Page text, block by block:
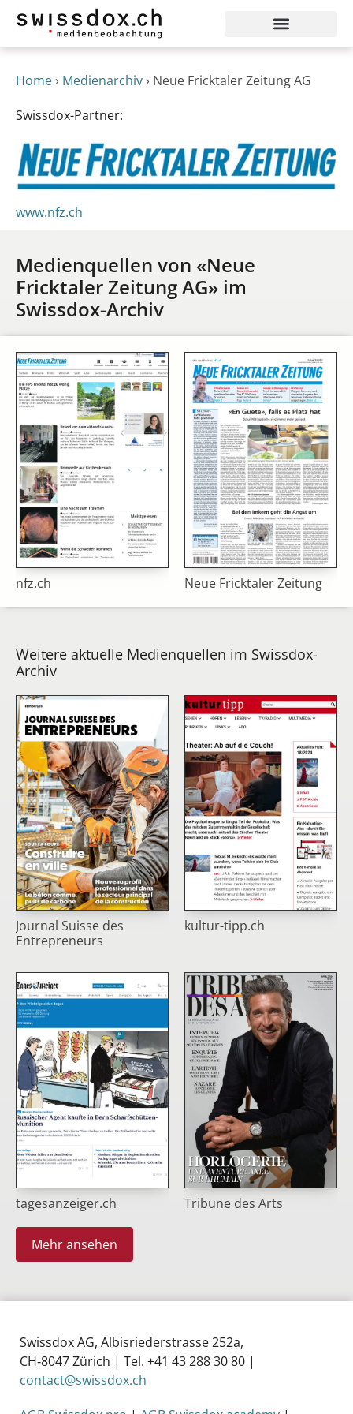
Home› Medienarchiv› Neue Fricktaler Zeitung AG
Swissdox-Partner:
www.nfz.ch
Medienquellen von «Neue
Fricktaler Zeitung AG» im
Swissdox-Archiv
nfz.ch Neue Fricktaler Zeitung
Weitere aktuelle Medienquellen im Swissdox-
Archiv
Journal Suisse des
Entrepreneurs
kultur-tipp.ch
tagesanzeiger.ch Tribune des Arts
Mehr ansehen
Swissdox AG, Albisriederstrasse 252a,
CH‑8047 Zürich | Tel. +41 43 288 30 80 |
contact@swissdox.ch